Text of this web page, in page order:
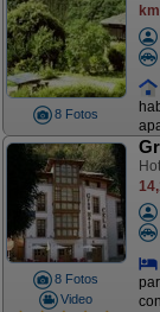
8 Fotos
km
8 Fotos
Video